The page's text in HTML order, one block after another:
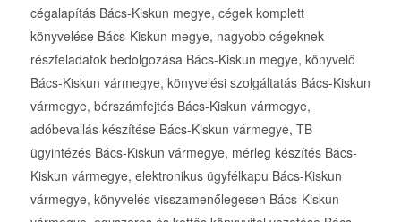
cégalapítás Bács-Kiskun megye, cégek komplett
könyvelése Bács-Kiskun megye, nagyobb cégeknek
részfeladatok bedolgozása Bács-Kiskun megye, könyvelő
Bács-Kiskun vármegye, könyvelési szolgáltatás Bács-Kiskun
vármegye, bérszámfejtés Bács-Kiskun vármegye,
adóbevallás készítése Bács-Kiskun vármegye, TB
ügyintézés Bács-Kiskun vármegye, mérleg készítés Bács-
Kiskun vármegye, elektronikus ügyfélkapu Bács-Kiskun
vármegye, könyvelés visszamenőlegesen Bács-Kiskun